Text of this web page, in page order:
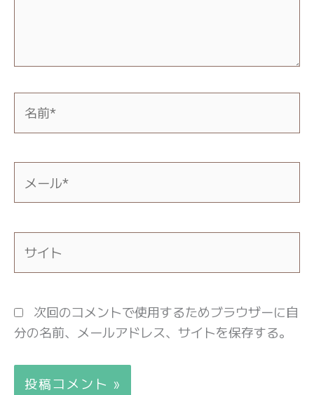
前
ー
*
次回のコメントで使用するためブラウザーに自
分の名前、メールアドレス、サイトを保存する。